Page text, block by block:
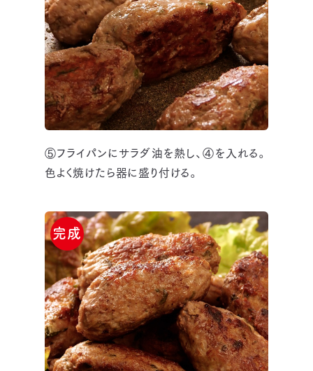
⑤フライパンにサラダ油を熱し、④を入れる。
色よく焼けたら器に盛り付ける。
完成